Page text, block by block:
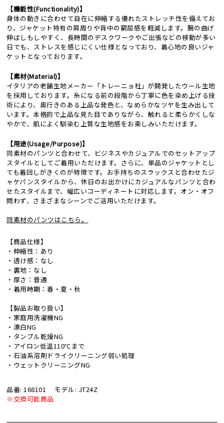
【機能性(Functionality)】
身体の動きに合わせて自在に伸縮する優れたストレッチ性を備えてお
り、ジャケット特有の肩周りや背中の窮屈感を軽減します。腕の曲げ
伸ばしもしやすく、長時間のデスクワークやご出張などの移動が多い
日でも、ストレスを感じにくい仕様となっており、着心地の良いジャ
ケットとなっております。
【素材(Material)】
イタリアの老舗生地メーカー「トレーニョ社」が開発したウール生地
を採用しております。糸になる前の段階から丁寧に色を染め上げる技
術により、奥行きのある上品な発色と、なめらかなツヤを生み出して
います。本格的で上品な見た目でありながら、触れると柔らかくしな
やかで、肌によく馴染む上質な生地感をお楽しみいただけます。
【用途(Usage/Purpose)】
同素材のパンツと合わせて、ビジネスやカジュアルでのセットアップ
スタイルとしてご着用いただけます。さらに、単品のジャケットとし
ても着回しがきくのが特徴です。お手持ちのスラックスと合わせたジ
ャケパンスタイルから、休日のお出かけにカジュアルなパンツと合わ
せたスタイルまで、幅広いコーディネートに対応します。オン・オフ
問わず、さまざまなシーンでご活用いただけます。
同素材のパンツはこちら。
【商品仕様】
・伸縮性：あり
・透け感：なし
・裏地：なし
・厚さ：普通
・着用時期：春・夏・秋
【製品お取り扱い】
・家庭用洗濯機NG
・漂白NG
・タンブル乾燥NG
・アイロン低温110℃まで
・石油系溶剤ドライクリーニング弱い処理
・ウェットクリーニングNG
品番: 168101
モデル: JT24Z
※交換可能商品